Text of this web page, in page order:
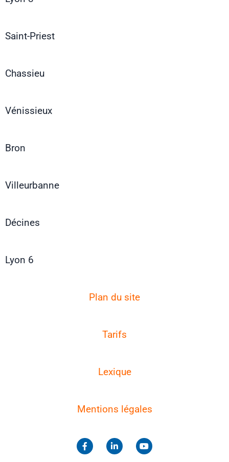
Saint-Priest
Chassieu
Vénissieux
Bron
Villeurbanne
Décines
Lyon 6
Plan du site
Tarifs
Lexique
Mentions légales